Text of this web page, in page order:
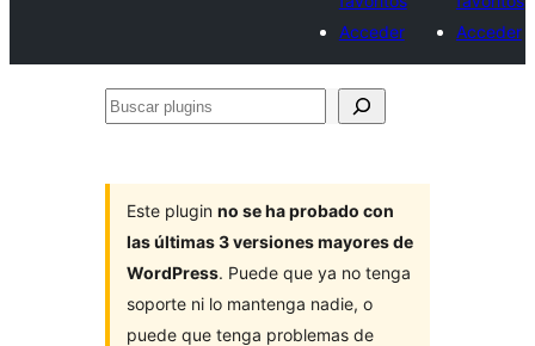
Acceder
Acceder
Buscar
Este plugin no se ha probado con
las últimas 3 versiones mayores de
WordPress. Puede que ya no tenga
soporte ni lo mantenga nadie, o
puede que tenga problemas de